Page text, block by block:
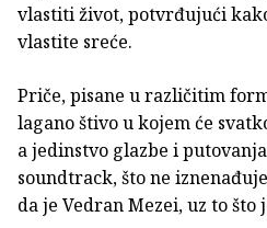
vlastiti život, potvrđujući
vlastite sreće.
Priče, pisane u različitim
lagano štivo u kojem će
a jedinstvo glazbe i
soundtrack, što ne
da je Vedran Mezei, uz to što